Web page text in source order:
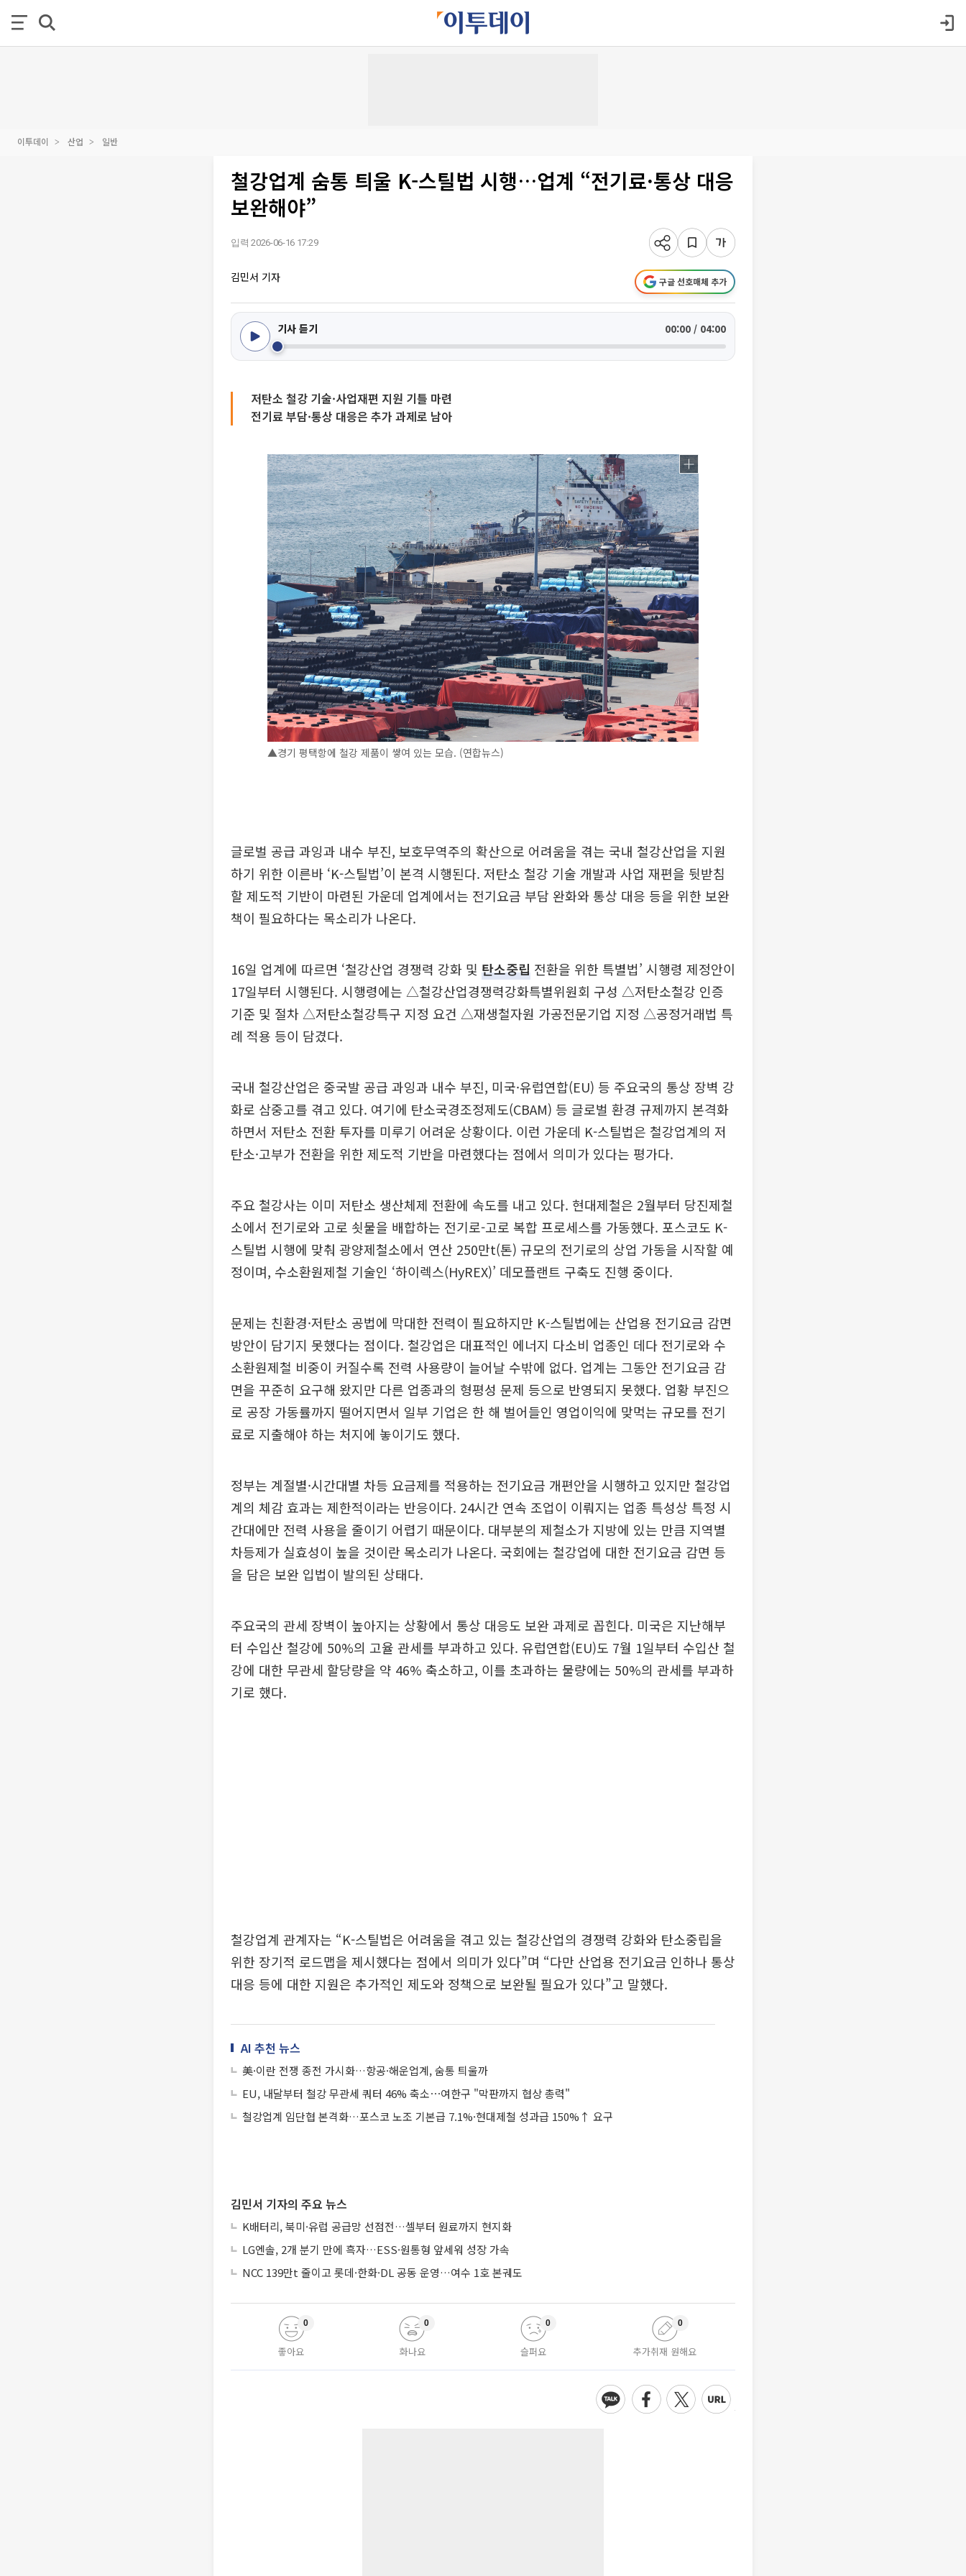
이투데이 산업 일반
철강업계 숨통 틔울 K-스틸법 시행…업계 “전기료·통상 대응
보완해야”
입력 2026-06-16 17:29
김민서 기자 구글 선호매체 추가
기사 듣기 00:00 / 04:00
저탄소 철강 기술·사업재편 지원 기틀 마련
전기료 부담·통상 대응은 추가 과제로 남아
▲경기 평택항에 철강 제품이 쌓여 있는 모습. (연합뉴스)
글로벌 공급 과잉과 내수 부진, 보호무역주의 확산으로 어려움을 겪는 국내 철강산업을 지원
하기 위한 이른바 ‘K-스틸법’이 본격 시행된다. 저탄소 철강 기술 개발과 사업 재편을 뒷받침
할 제도적 기반이 마련된 가운데 업계에서는 전기요금 부담 완화와 통상 대응 등을 위한 보완
책이 필요하다는 목소리가 나온다.
16일 업계에 따르면 ‘철강산업 경쟁력 강화 및 탄소중립 전환을 위한 특별법’ 시행령 제정안이
17일부터 시행된다. 시행령에는 △철강산업경쟁력강화특별위원회 구성 △저탄소철강 인증
기준 및 절차 △저탄소철강특구 지정 요건 △재생철자원 가공전문기업 지정 △공정거래법 특
례 적용 등이 담겼다.
국내 철강산업은 중국발 공급 과잉과 내수 부진, 미국·유럽연합(EU) 등 주요국의 통상 장벽 강
화로 삼중고를 겪고 있다. 여기에 탄소국경조정제도(CBAM) 등 글로벌 환경 규제까지 본격화
하면서 저탄소 전환 투자를 미루기 어려운 상황이다. 이런 가운데 K-스틸법은 철강업계의 저
탄소·고부가 전환을 위한 제도적 기반을 마련했다는 점에서 의미가 있다는 평가다.
주요 철강사는 이미 저탄소 생산체제 전환에 속도를 내고 있다. 현대제철은 2월부터 당진제철
소에서 전기로와 고로 쇳물을 배합하는 전기로-고로 복합 프로세스를 가동했다. 포스코도 K-
스틸법 시행에 맞춰 광양제철소에서 연산 250만t(톤) 규모의 전기로의 상업 가동을 시작할 예
정이며, 수소환원제철 기술인 ‘하이렉스(HyREX)’ 데모플랜트 구축도 진행 중이다.
문제는 친환경·저탄소 공법에 막대한 전력이 필요하지만 K-스틸법에는 산업용 전기요금 감면
방안이 담기지 못했다는 점이다. 철강업은 대표적인 에너지 다소비 업종인 데다 전기로와 수
소환원제철 비중이 커질수록 전력 사용량이 늘어날 수밖에 없다. 업계는 그동안 전기요금 감
면을 꾸준히 요구해 왔지만 다른 업종과의 형평성 문제 등으로 반영되지 못했다. 업황 부진으
로 공장 가동률까지 떨어지면서 일부 기업은 한 해 벌어들인 영업이익에 맞먹는 규모를 전기
료로 지출해야 하는 처지에 놓이기도 했다.
정부는 계절별·시간대별 차등 요금제를 적용하는 전기요금 개편안을 시행하고 있지만 철강업
계의 체감 효과는 제한적이라는 반응이다. 24시간 연속 조업이 이뤄지는 업종 특성상 특정 시
간대에만 전력 사용을 줄이기 어렵기 때문이다. 대부분의 제철소가 지방에 있는 만큼 지역별
차등제가 실효성이 높을 것이란 목소리가 나온다. 국회에는 철강업에 대한 전기요금 감면 등
을 담은 보완 입법이 발의된 상태다.
주요국의 관세 장벽이 높아지는 상황에서 통상 대응도 보완 과제로 꼽힌다. 미국은 지난해부
터 수입산 철강에 50%의 고율 관세를 부과하고 있다. 유럽연합(EU)도 7월 1일부터 수입산 철
강에 대한 무관세 할당량을 약 46% 축소하고, 이를 초과하는 물량에는 50%의 관세를 부과하
기로 했다.
철강업계 관계자는 “K-스틸법은 어려움을 겪고 있는 철강산업의 경쟁력 강화와 탄소중립을
위한 장기적 로드맵을 제시했다는 점에서 의미가 있다”며 “다만 산업용 전기요금 인하나 통상
대응 등에 대한 지원은 추가적인 제도와 정책으로 보완될 필요가 있다”고 말했다.
AI 추천 뉴스
美·이란 전쟁 종전 가시화…항공·해운업계, 숨통 틔울까
EU, 내달부터 철강 무관세 쿼터 46% 축소⋯여한구 "막판까지 협상 총력"
철강업계 임단협 본격화…포스코 노조 기본급 7.1%·현대제철 성과급 150%↑ 요구
김민서 기자의 주요 뉴스
K배터리, 북미·유럽 공급망 선점전…셀부터 원료까지 현지화
LG엔솔, 2개 분기 만에 흑자…ESS·원통형 앞세워 성장 가속
NCC 139만t 줄이고 롯데·한화·DL 공동 운영…여수 1호 본궤도
좋아요
0
화나요
0
슬퍼요
0
추가취재 원해요
0